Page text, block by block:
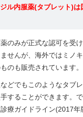
ル内服薬(タブレット)は
のみが正式な認可を受
せんが、海外ではミノ
のも販売されています。
どでもこのようなタブ
することができます。
療ガイドライン(2017年